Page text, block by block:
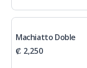
Machiatto Doble
₡ 2,250